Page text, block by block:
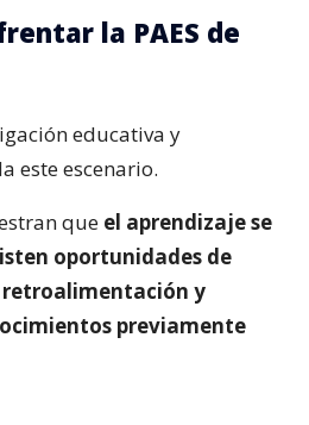
la PAES de
educativa y
este escenario.
que el aprendizaje se
oportunidades de
y
previamente